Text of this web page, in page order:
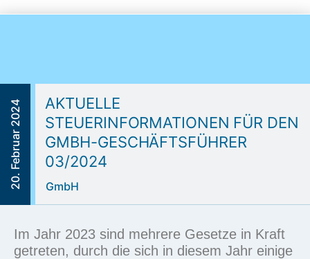
20. Februar 2024
AKTUELLE
STEUERINFORMATIONEN FÜR DEN
GMBH-GESCHÄFTSFÜHRER
03/2024
GmbH
Im Jahr 2023 sind mehrere Gesetze in Kraft
getreten, durch die sich in diesem Jahr einige